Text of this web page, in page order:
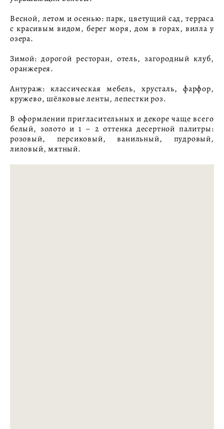
Весной, летом и осенью: парк, цветущий сад, терраса
с красивым видом, берег моря, дом в горах, вилла у
озера.
Зимой: дорогой ресторан, отель, загородный клуб,
оранжерея.
Антураж: классическая мебель, хрусталь, фарфор,
кружево, шёлковые ленты, лепестки роз.
В оформлении пригласительных и декоре чаще всего
белый, золото и 1 – 2 оттенка десертной палитры:
розовый, персиковый, ванильный, пудровый,
лиловый, мятный.